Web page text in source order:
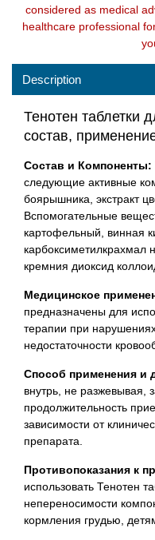
considered as medical
healthcare professional
Description
Тенотен таблетки
состав,
Состав и Компоненты:
следующие активные
боярышника, экстракт
Вспомогательные
картофельный, винная
карбоксиметилкрахмал
кремния диоксид
Медицинское
предназначены для
терапии при
недостаточности
Способ применения и
внутрь, не разжевывая,
продолжительность
зависимости от
препарата.
Противопоказания к
использовать Тенотен
непереносимости
кормления грудью,